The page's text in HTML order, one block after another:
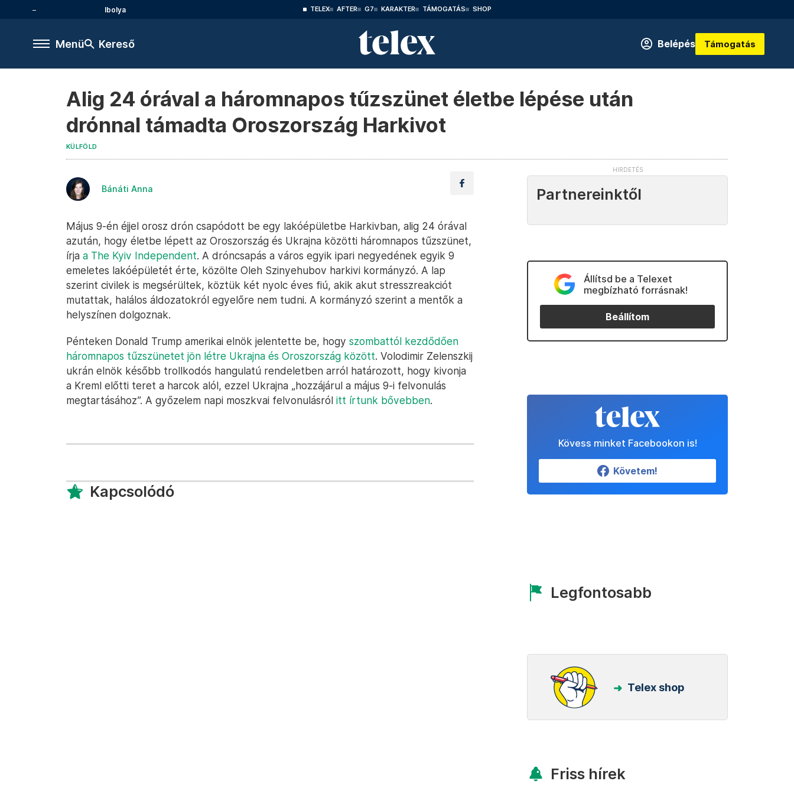
Ibolya TELEX AFTER G7 KARAKTER TÁMOGATÁS SHOP
Menü Kereső Belépés Támogatás
Alig 24 órával a háromnapos tűzszünet életbe lépése után
drónnal támadta Oroszország Harkivot
KÜLFÖLD
Bánáti Anna
Május 9-én éjjel orosz drón csapódott be egy lakóépületbe Harkivban, alig 24 órával
azután, hogy életbe lépett az Oroszország és Ukrajna közötti háromnapos tűzszünet,
írja a The Kyiv Independent. A dróncsapás a város egyik ipari negyedének egyik 9
emeletes lakóépületét érte, közölte Oleh Szinyehubov harkivi kormányzó. A lap
szerint civilek is megsérültek, köztük két nyolc éves fiú, akik akut stresszreakciót
mutattak, halálos áldozatokról egyelőre nem tudni. A kormányzó szerint a mentők a
helyszínen dolgoznak.
Pénteken Donald Trump amerikai elnök jelentette be, hogy szombattól kezdődően
háromnapos tűzszünetet jön létre Ukrajna és Oroszország között. Volodimir Zelenszkij
ukrán elnök később trollkodós hangulatú rendeletben arról határozott, hogy kivonja
a Kreml előtti teret a harcok alól, ezzel Ukrajna „hozzájárul a május 9-i felvonulás
megtartásához”. A győzelem napi moszkvai felvonulásról itt írtunk bővebben.
Kapcsolódó
Partnereinktől
Állítsd be a Telexet
megbízható forrásnak!
Beállítom
Kövess minket Facebookon is!
Követem!
Legfontosabb
Telex shop
Friss hírek